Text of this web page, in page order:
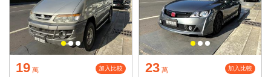
19 萬 加入比較 23 萬 加入比較